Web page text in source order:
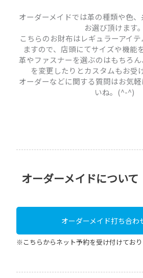
オーダーメイドでは革の種類や色
お選び頂けます。
こちらのお財布はレギュラーアイ
ますので、店頭にてサイズや機能
革やファスナーを選ぶのはもちろ
を変更したりとカスタムもお受
オーダーなどに関する質問はお気
いね。(^-^)
オーダーメイドについて
オーダーメイド打ち合わ
※こちらからネット予約を受け付けており